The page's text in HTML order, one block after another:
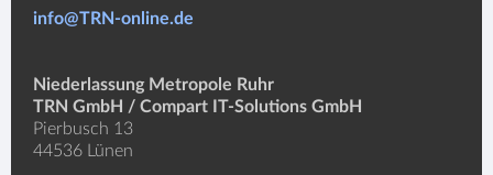
info@TRN-online.de
Niederlassung Metropole Ruhr
TRN GmbH / Compart IT-Solutions GmbH
Pierbusch 13
44536 Lünen